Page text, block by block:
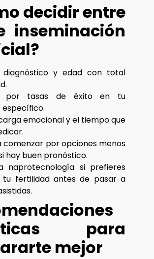
decidir entre
inseminación
diagnóstico y edad con total
por tasas de éxito en tu
emocional y el tiempo que
comenzar por opciones menos
hay buen pronóstico.
naprotecnología si prefieres
tu fertilidad antes de pasar a
para
mejor